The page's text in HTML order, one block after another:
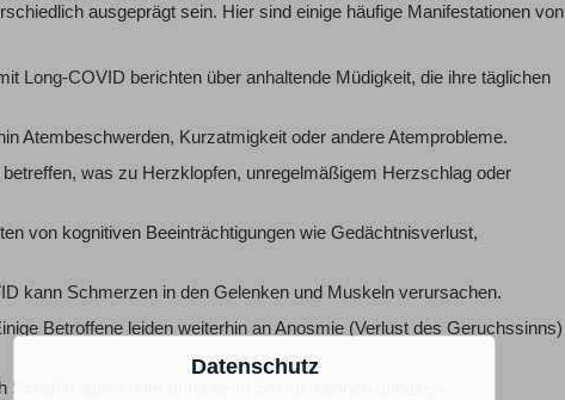
ausgeprägt sein. Hier sind einige häufige Manifestationen von
Long-COVID berichten über anhaltende Müdigkeit, die ihre täglichen
Atembeschwerden, Kurzatmigkeit oder andere Atemprobleme.
was zu Herzklopfen, unregelmäßigem Herzschlag oder
von kognitiven Beeinträchtigungen wie Gedächtnisverlust,
kann Schmerzen in den Gelenken und Muskeln verursachen.
Betroffene leiden weiterhin an Anosmie (Verlust des Geruchssinns)
oder unruhigem Schlaf, können anhalten.
Datenschutz